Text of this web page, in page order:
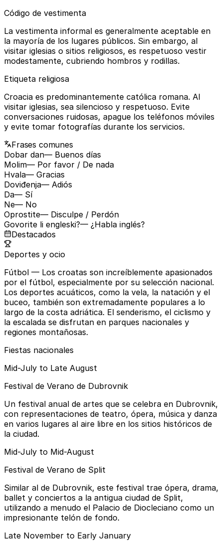
Código de vestimenta
La vestimenta informal es generalmente aceptable en
la mayoría de los lugares públicos. Sin embargo, al
visitar iglesias o sitios religiosos, es respetuoso vestir
modestamente, cubriendo hombros y rodillas.
Etiqueta religiosa
Croacia es predominantemente católica romana. Al
visitar iglesias, sea silencioso y respetuoso. Evite
conversaciones ruidosas, apague los teléfonos móviles
y evite tomar fotografías durante los servicios.
Frases comunes
Dobar dan— Buenos días
Molim— Por favor / De nada
Hvala— Gracias
Doviđenja— Adiós
Da— Sí
Ne— No
Oprostite— Disculpe / Perdón
Govorite li engleski?— ¿Habla inglés?
Destacados
Deportes y ocio
Fútbol — Los croatas son increíblemente apasionados
por el fútbol, especialmente por su selección nacional.
Los deportes acuáticos, como la vela, la natación y el
buceo, también son extremadamente populares a lo
largo de la costa adriática. El senderismo, el ciclismo y
la escalada se disfrutan en parques nacionales y
regiones montañosas.
Fiestas nacionales
Mid-July to Late August
Festival de Verano de Dubrovnik
Un festival anual de artes que se celebra en Dubrovnik,
con representaciones de teatro, ópera, música y danza
en varios lugares al aire libre en los sitios históricos de
la ciudad.
Mid-July to Mid-August
Festival de Verano de Split
Similar al de Dubrovnik, este festival trae ópera, drama,
ballet y conciertos a la antigua ciudad de Split,
utilizando a menudo el Palacio de Diocleciano como un
impresionante telón de fondo.
Late November to Early January